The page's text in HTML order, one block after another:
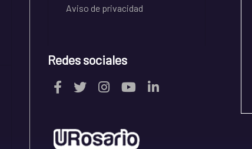
Aviso de privacidad
Redes sociales